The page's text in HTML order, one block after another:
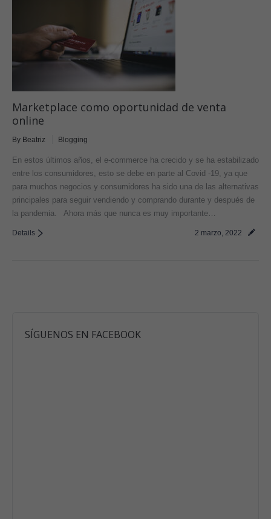
Marketplace como oportunidad de venta
online
By Beatriz Blogging
En estos últimos años, el e-commerce ha crecido y se ha estabilizado
entre los consumidores, esto se debe en parte al Covid -19, ya que
para muchos negocios y consumidores ha sido una de las alternativas
principales para seguir vendiendo y comprando durante y después de
la pandemia. Ahora más que nunca es muy importante…
2 marzo, 2022
Details
SÍGUENOS EN FACEBOOK